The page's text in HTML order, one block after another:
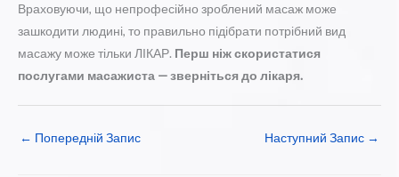
Враховуючи, що непрофесійно зроблений масаж може
зашкодити людині, то правильно підібрати потрібний вид
масажу може тільки ЛІКАР. Перш ніж скористатися
послугами масажиста — зверніться до лікаря.
← Попередній Запис Наступний Запис →